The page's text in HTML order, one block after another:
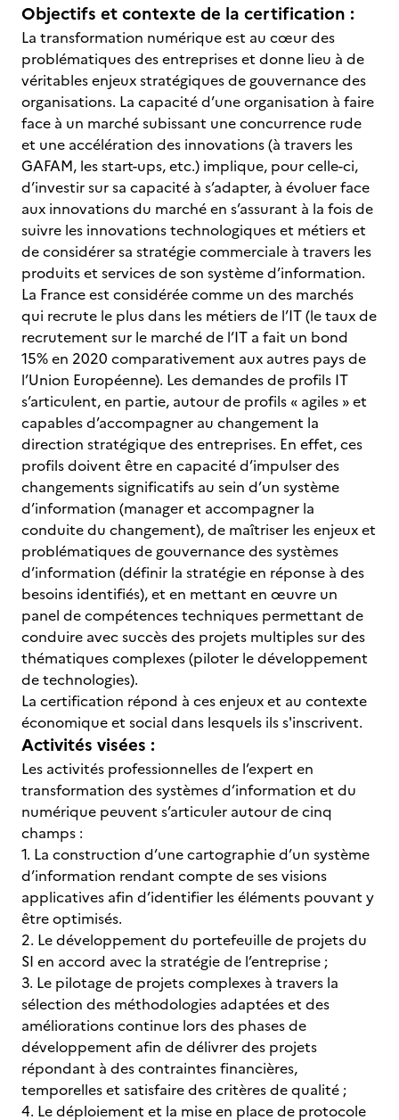
Objectifs et contexte de la certification :
La transformation numérique est au cœur des
problématiques des entreprises et donne lieu à de
véritables enjeux stratégiques de gouvernance des
organisations. La capacité d’une organisation à faire
face à un marché subissant une concurrence rude
et une accélération des innovations (à travers les
GAFAM, les start-ups, etc.) implique, pour celle-ci,
d’investir sur sa capacité à s’adapter, à évoluer face
aux innovations du marché en s’assurant à la fois de
suivre les innovations technologiques et métiers et
de considérer sa stratégie commerciale à travers les
produits et services de son système d’information.
La France est considérée comme un des marchés
qui recrute le plus dans les métiers de l’IT (le taux de
recrutement sur le marché de l’IT a fait un bond
15% en 2020 comparativement aux autres pays de
l’Union Européenne). Les demandes de profils IT
s’articulent, en partie, autour de profils « agiles » et
capables d’accompagner au changement la
direction stratégique des entreprises. En effet, ces
profils doivent être en capacité d’impulser des
changements significatifs au sein d’un système
d’information (manager et accompagner la
conduite du changement), de maîtriser les enjeux et
problématiques de gouvernance des systèmes
d’information (définir la stratégie en réponse à des
besoins identifiés), et en mettant en œuvre un
panel de compétences techniques permettant de
conduire avec succès des projets multiples sur des
thématiques complexes (piloter le développement
de technologies).
La certification répond à ces enjeux et au contexte
économique et social dans lesquels ils s'inscrivent.
Activités visées :
Les activités professionnelles de l’expert en
transformation des systèmes d’information et du
numérique peuvent s’articuler autour de cinq
champs :
1. La construction d’une cartographie d’un système
d’information rendant compte de ses visions
applicatives afin d’identifier les éléments pouvant y
être optimisés.
2. Le développement du portefeuille de projets du
SI en accord avec la stratégie de l’entreprise ;
3. Le pilotage de projets complexes à travers la
sélection des méthodologies adaptées et des
améliorations continue lors des phases de
développement afin de délivrer des projets
répondant à des contraintes financières,
temporelles et satisfaire des critères de qualité ;
4. Le déploiement et la mise en place de protocole